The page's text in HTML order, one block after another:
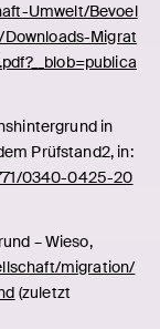
Umwelt/Bevoel
Migrat
in
Prüfstand2, in:
0340-0425-20
– Wieso,
migration/
(zuletzt